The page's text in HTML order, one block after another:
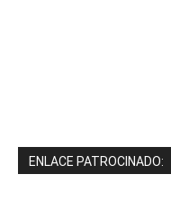
ENLACE PATROCINADO: